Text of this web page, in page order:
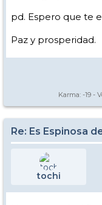
Pero no culpamos a los
los dadores de clase
esquí estaría más
Es que me gusta
pd. Espero que te
Paz y prosperidad.
Karma: -19 -
Re: Es Espinosa
tochi